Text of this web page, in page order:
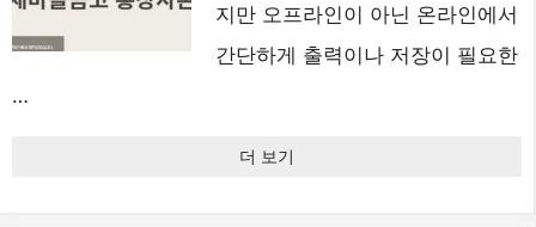
지만 오프라인이 아닌 온라인에서
간단하게 출력이나 저장이 필요한
…
더 보기